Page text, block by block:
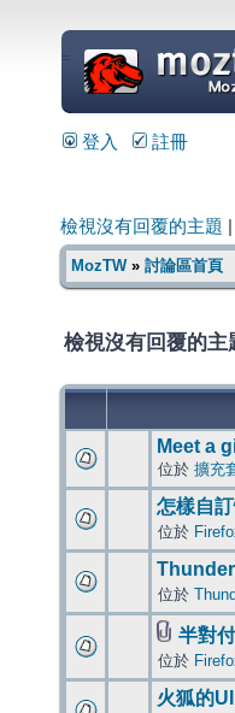
=
登入 註冊
檢視沒有回覆的主題
MozTW» 討論區首頁
檢視沒有回覆的主
Meet a
位於 擴充
怎樣自
位於
位於
半對
位於
火狐的